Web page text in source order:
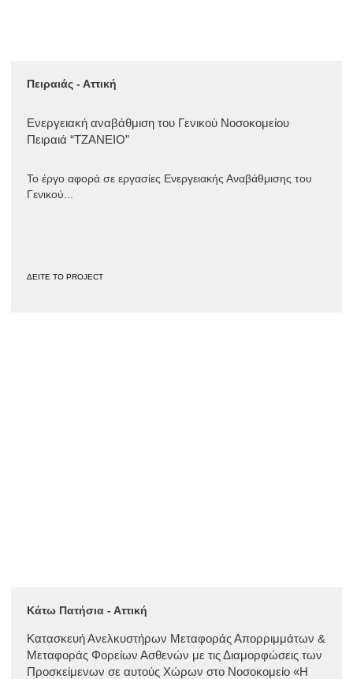
Πειραιάς - Αττική
Ενεργειακή αναβάθμιση του Γενικού Νοσοκομείου
Πειραιά “ΤΖΑΝΕΙΟ”
Το έργο αφορά σε εργασίες Ενεργειακής Αναβάθμισης του
Γενικού...
ΔΕΙΤΕ ΤΟ PROJECT
Κάτω Πατήσια - Αττική
Κατασκευή Ανελκυστήρων Μεταφοράς Απορριμμάτων &
Μεταφοράς Φορείων Ασθενών με τις Διαμορφώσεις των
Προσκείμενων σε αυτούς Χώρων στο Νοσοκομείο «Η